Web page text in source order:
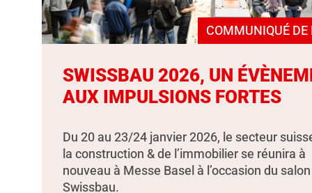
COMMUNIQUÉ DE
SWISSBAU 2026, UN
AUX IMPULSIONS FORTES
Du 20 au 23/24 janvier 2026, le secteur
la construction & de l’immobilier se réunira à
nouveau à Messe Basel à l’occasion du salon
Swissbau.